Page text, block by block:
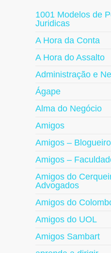
1001 Modelos de
Juridicas
A Hora da Conta
A Hora do Assalto
Administração e
Ágape
Alma do Negócio
Amigos
Amigos –
Amigos –
Amigos do
Advogados
Amigos do
Amigos do UOL
Amigos Sambart